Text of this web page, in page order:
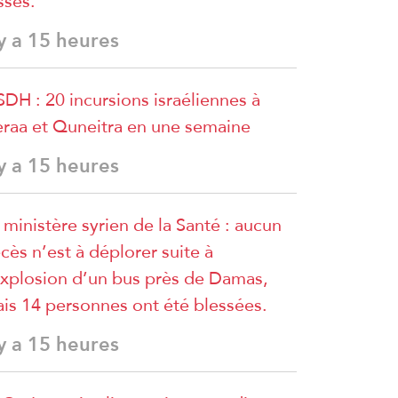
a 15 heures
: 20 incursions israéliennes à
et Quneitra en une semaine
a 15 heures
syrien de la Santé : aucun
n’est à déplorer suite à
d’un bus près de Damas,
14 personnes ont été blessées.
a 15 heures